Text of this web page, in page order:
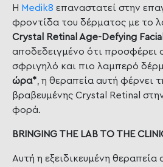
Η Medik8 επαναστατεί στην
φροντίδα του δέρματος με το
Crystal Retinal Age-Defying Facial
αποδεδειγμένο ότι προσφέρει
σφριγηλό και πιο λαμπερό
ώρα* , η θεραπεία αυτή φέρνει
βραβευμένης Crystal Retinal
φορά.
BRINGING THE LAB TO THE
Αυτή η εξειδικευμένη θεραπεία